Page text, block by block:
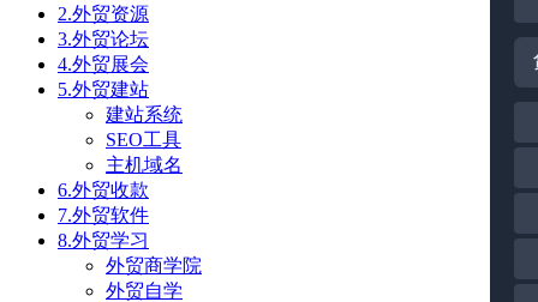
2.外贸资源
3.外贸论坛
4.外贸展会
5.外贸建站
建站系统
SEO工具
主机域名
6.外贸收款
7.外贸软件
8.外贸学习
外贸商学院
外贸自学